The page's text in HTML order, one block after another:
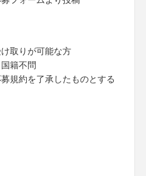
取りが可能な方
籍不問
規約を了承したものとする